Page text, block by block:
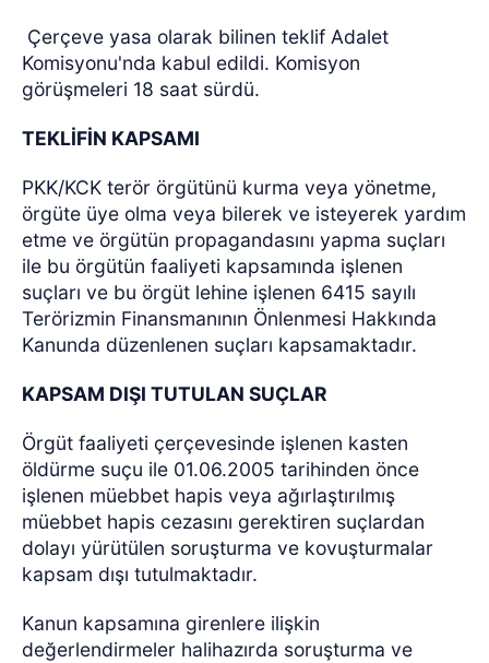
Çerçeve yasa olarak bilinen teklif Adalet
Komisyonu'nda kabul edildi. Komisyon
görüşmeleri 18 saat sürdü.
TEKLİFİN KAPSAMI
PKK/KCK terör örgütünü kurma veya yönetme,
örgüte üye olma veya bilerek ve isteyerek yardım
etme ve örgütün propagandasını yapma suçları
ile bu örgütün faaliyeti kapsamında işlenen
suçları ve bu örgüt lehine işlenen 6415 sayılı
Terörizmin Finansmanının Önlenmesi Hakkında
Kanunda düzenlenen suçları kapsamaktadır.
KAPSAM DIŞI TUTULAN SUÇLAR
Örgüt faaliyeti çerçevesinde işlenen kasten
öldürme suçu ile 01.06.2005 tarihinden önce
işlenen müebbet hapis veya ağırlaştırılmış
müebbet hapis cezasını gerektiren suçlardan
dolayı yürütülen soruşturma ve kovuşturmalar
kapsam dışı tutulmaktadır.
Kanun kapsamına girenlere ilişkin
değerlendirmeler halihazırda soruşturma ve